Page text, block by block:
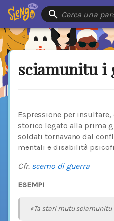
Cerca una
sciamunitu i
Espressione per
storico legato alla prima
soldati tornavano dal
mentali e disabilità
Cfr. scemo di guerra
ESEMPI
«Ta stari mutu sciamunitu